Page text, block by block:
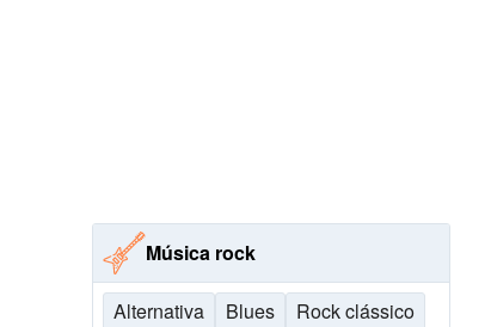
Música rock
Alternativa Blues
Rock clássico